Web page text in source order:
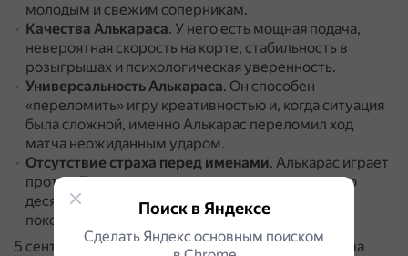
молодым и свежим соперникам.
Качества Алькараса. У него есть мощная подача,
невероятная скорость на корте, стабильность в
розыгрышах и психологическая уверенность.
Универсальность Алькараса. Он способен
«переломить» игру креативностью и, когда ситуация
была сложной, именно Алькарас переломил ход
матча неожиданным ударом.
Отсутствие страха перед именами. Алькарас играет
против Джоковича и других мастеров прошлого
десятилетия так, как будто это соперники из его
поколения.
5 сентября 2025 года Алькарас обыграл Джоковича
Поиск в Яндексе
Сделать Яндекс основным поиском